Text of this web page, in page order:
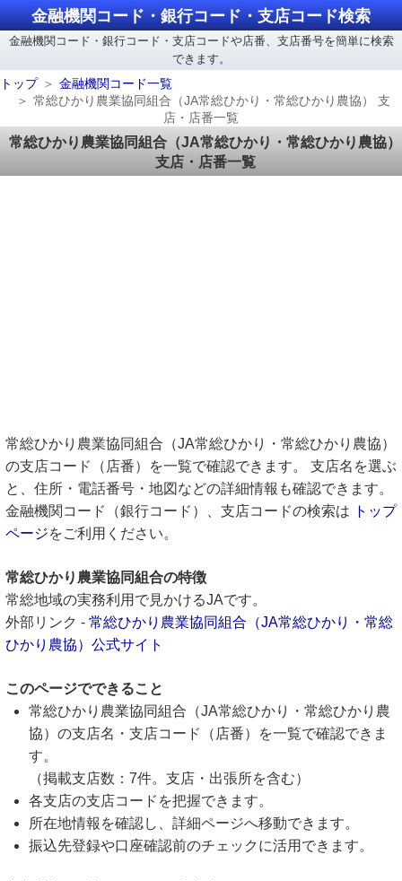
金融機関コード・銀行コード・支店コード検索
金融機関コード・銀行コード・支店コードや店番、支店番号を簡単に検索
できます。
トップ
金融機関コード一覧
常総ひかり農業協同組合（JA常総ひかり・常総ひかり農協） 支
店・店番一覧
常総ひかり農業協同組合（JA常総ひかり・常総ひかり農協）
支店・店番一覧
常総ひかり農業協同組合（JA常総ひかり・常総ひかり農協）
の支店コード（店番）を一覧で確認できます。 支店名を選ぶ
と、住所・電話番号・地図などの詳細情報も確認できます。
金融機関コード（銀行コード）、支店コードの検索は
トップ
ページをご利用ください。
常総ひかり農業協同組合の特徴
常総地域の実務利用で見かけるJAです。
外部リンク - 常総ひかり農業協同組合（JA常総ひかり・常総
ひかり農協）公式サイト
このページでできること
常総ひかり農業協同組合（JA常総ひかり・常総ひかり農
協）の支店名・支店コード（店番）を一覧で確認できま
す。
（掲載支店数：7件。支店・出張所を含む）
各支店の支店コードを把握できます。
所在地情報を確認し、詳細ページへ移動できます。
振込先登録や口座確認前のチェックに活用できます。